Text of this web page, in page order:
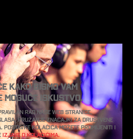
kako bismo vam
iskustvo.
rad naše web stranice,
pružanje značajki za društvene
Postavke kolačića možete promijeniti i
Izjave o kolačićima.